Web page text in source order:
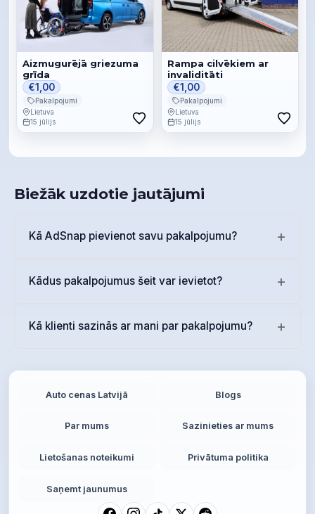
Aizmugurējā griezuma
grīda
€1,00
Pakalpojumi
Lietuva
15 jūlijs
Rampa cilvēkiem ar
invaliditāti
€1,00
Pakalpojumi
Lietuva
15 jūlijs
Biežāk uzdotie jautājumi
Kā AdSnap pievienot savu pakalpojumu?
Kādus pakalpojumus šeit var ievietot?
Kā klienti sazinās ar mani par pakalpojumu?
Auto cenas Latvijā Blogs
Par mums Sazinieties ar mums
Lietošanas noteikumi Privātuma politika
Saņemt jaunumus